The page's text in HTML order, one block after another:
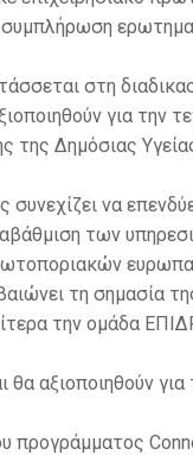
συμπλήρωση
στη
για την
της Δημόσιας
να
των
τη σημασία
την ομάδα
θα αξιοποιηθούν
προγράμματος